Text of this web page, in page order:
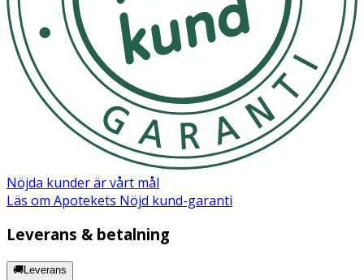
Nöjda kunder är vårt mål
Läs om Apotekets Nöjd kund-garanti
Leverans & betalning
🚚Leverans